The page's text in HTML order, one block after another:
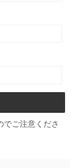
でご注意くださ